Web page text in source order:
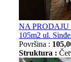
NA PRODAJU
105m2 ul.
Površina :
Struktura :